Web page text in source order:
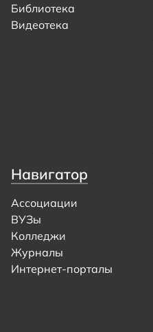
Библиотека
Видеотека
Навигатор
Ассоциации
ВУЗы
Колледжи
Журналы
Интернет-порталы